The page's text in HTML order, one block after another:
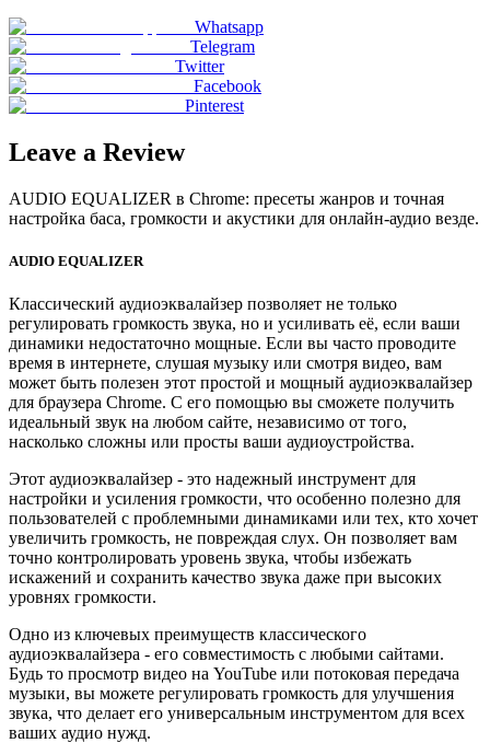
Whatsapp
Telegram
Twitter
Facebook
Pinterest
Leave a Review
AUDIO EQUALIZER в Chrome: пресеты жанров и точная
настройка баса, громкости и акустики для онлайн-аудио везде.
AUDIO EQUALIZER
Классический аудиоэквалайзер позволяет не только
регулировать громкость звука, но и усиливать её, если ваши
динамики недостаточно мощные. Если вы часто проводите
время в интернете, слушая музыку или смотря видео, вам
может быть полезен этот простой и мощный аудиоэквалайзер
для браузера Chrome. С его помощью вы сможете получить
идеальный звук на любом сайте, независимо от того,
насколько сложны или просты ваши аудиоустройства.
Этот аудиоэквалайзер - это надежный инструмент для
настройки и усиления громкости, что особенно полезно для
пользователей с проблемными динамиками или тех, кто хочет
увеличить громкость, не повреждая слух. Он позволяет вам
точно контролировать уровень звука, чтобы избежать
искажений и сохранить качество звука даже при высоких
уровнях громкости.
Одно из ключевых преимуществ классического
аудиоэквалайзера - его совместимость с любыми сайтами.
Будь то просмотр видео на YouTube или потоковая передача
музыки, вы можете регулировать громкость для улучшения
звука, что делает его универсальным инструментом для всех
ваших аудио нужд.